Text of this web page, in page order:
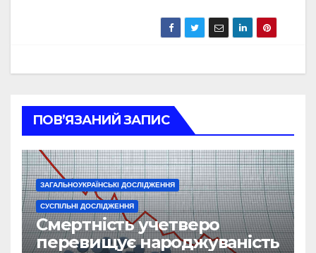
ПОВ’ЯЗАНИЙ ЗАПИС
ЗАГАЛЬНОУКРАЇНСЬКІ ДОСЛІДЖЕННЯ
СУСПІЛЬНІ ДОСЛІДЖЕННЯ
Смертність учетверо
перевищує народжуваність